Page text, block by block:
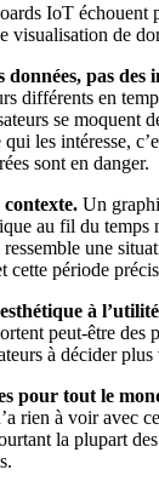
IoT échouent
visualisation de
pas des
différents en
se moquent
les intéresse,
sont en danger.
Un
au fil du temps
une
cette période
à
peut-être des
à décider
pour tout le
rien à voir avec
la plupart